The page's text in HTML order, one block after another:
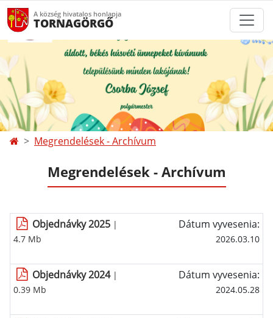
A község hivatalos honlapja
TORNAGÖRGŐ
Megrendelések - Archívum
Megrendelések - Archívum
Objednávky 2025 |
4.7 Mb
Dátum vyvesenia:
2026.03.10
Objednávky 2024|
0.39 Mb
Dátum vyvesenia:
2024.05.28